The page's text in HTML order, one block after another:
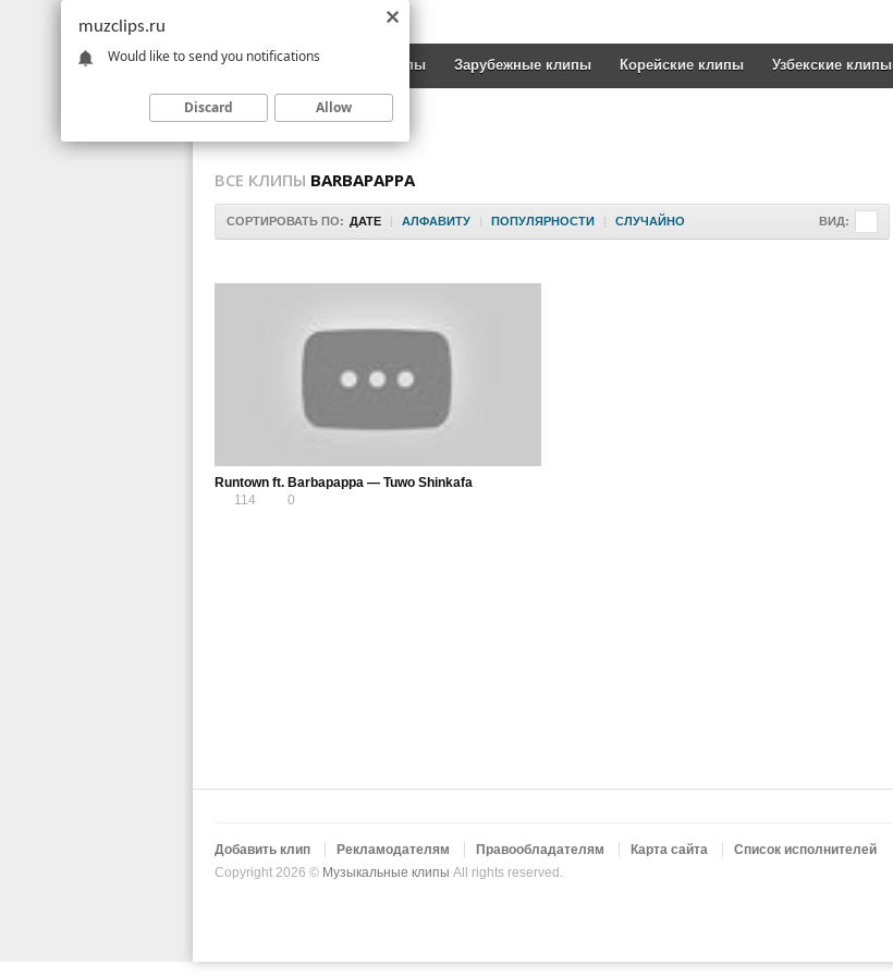
Новинки Русские клипы Зарубежные клипы Корейские клипы Узбекские клипы
ВСЕ КЛИПЫ BARBAPAPPA
СОРТИРОВАТЬ ПО: ДАТЕ | АЛФАВИТУ | ПОПУЛЯРНОСТИ | СЛУЧАЙНО ВИД:
Runtown ft. Barbapappa — Tuwo Shinkafa
114
0
Добавить клип Рекламодателям Правообладателям Карта сайта
Список исполнителей
Copyright 2026 © Музыкальные клипы All rights reserved.
muzclips.ru
Would like to send you notifications
Discard Allow